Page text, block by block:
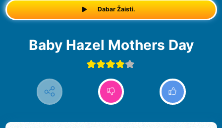
Dabar Žaisti.
Baby Hazel Mothers Day